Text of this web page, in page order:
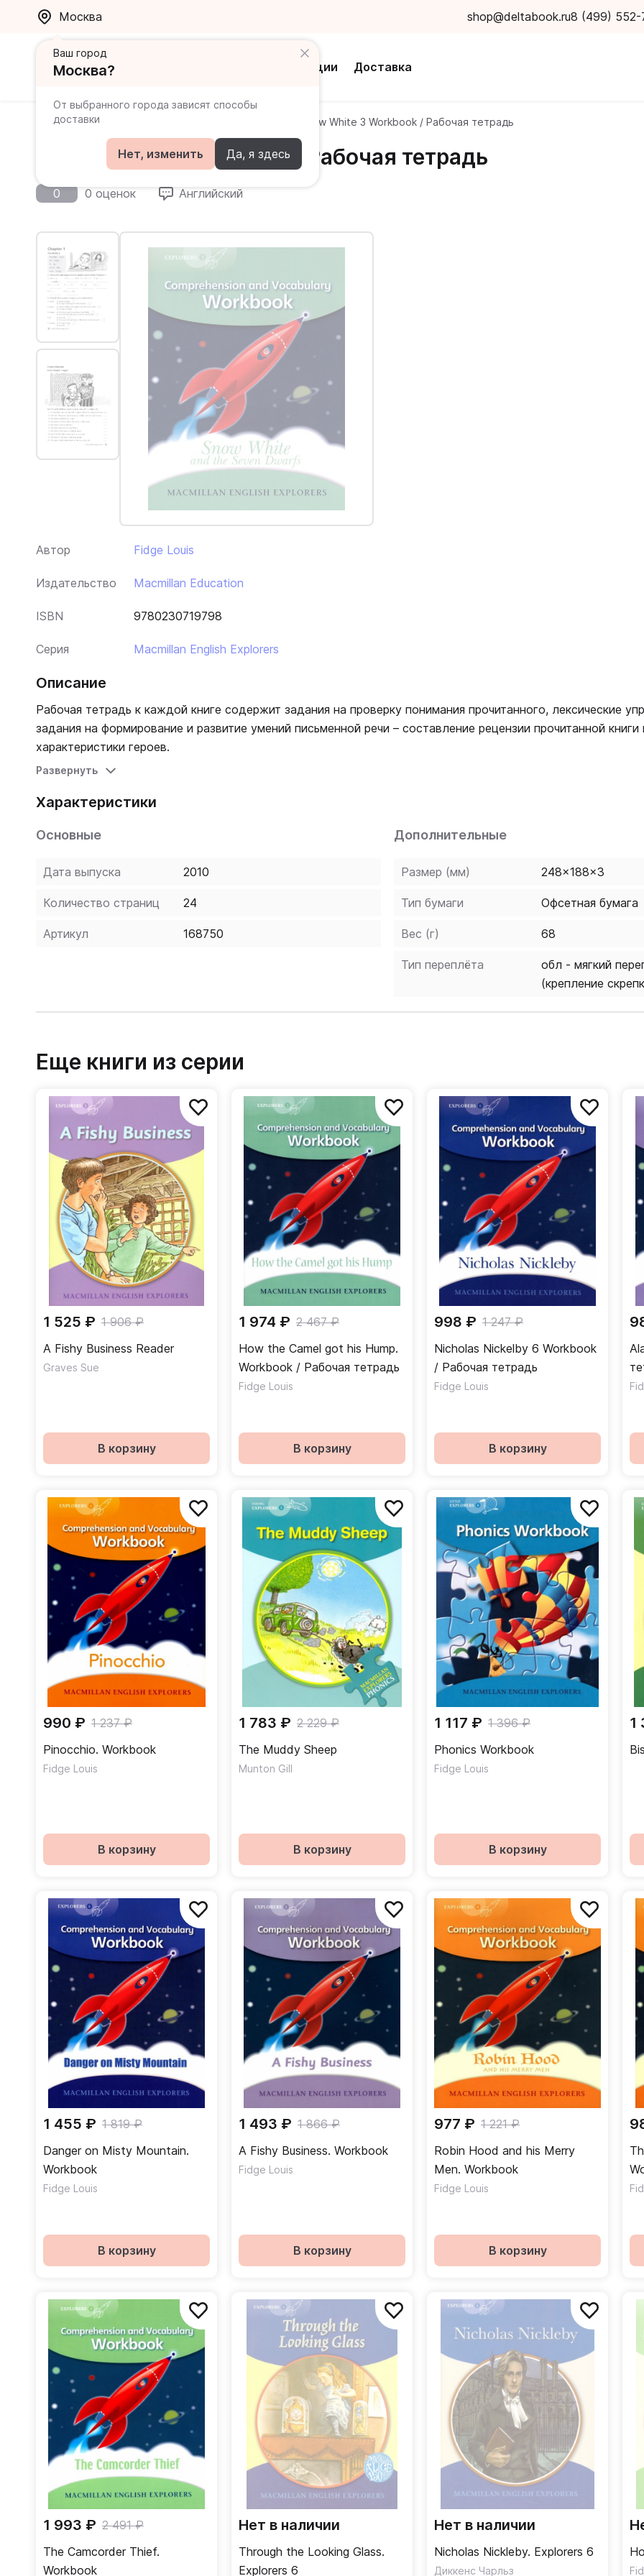
Москва shop@deltabook.ru8 (499) 552-
Акции Доставка
Ваш город
Москва?
От выбранного города зависят способы
доставки
Нет, изменить Да, я здесь
Главная Каталог Snow White 3 Workbook / Рабочая тетрадь
Snow White 3 Workbook / Рабочая тетрадь
0 0 оценок Английский
Автор Fidge Louis
Издательство Macmillan Education
ISBN 9780230719798
Серия Macmillan English Explorers
Описание
Рабочая тетрадь к каждой книге содержит задания на проверку понимания прочитанного, лексические
задания на формирование и развитие умений письменной речи – составление рецензии прочитанной книги
характеристики героев.
Развернуть
Характеристики
Основные
Дата выпуска 2010
Количество страниц 24
Артикул 168750
Дополнительные
Размер (мм) 248x188x3
Тип бумаги Офсетная бумага
Вес (г) 68
Тип переплёта
обл - мягкий
(крепление
Еще книги из серии
1 525 ₽ 1 906 ₽
A Fishy Business Reader
Graves Sue
В корзину
1 974 ₽ 2 467 ₽
How the Camel got his Hump.
Workbook / Рабочая тетрадь
Fidge Louis
В корзину
998 ₽ 1 247 ₽
Nicholas Nickelby 6 Workbook
/ Рабочая тетрадь
Fidge Louis
В корзину
990 ₽ 1 237 ₽
Pinocchio. Workbook
Fidge Louis
В корзину
1 783 ₽ 2 229 ₽
The Muddy Sheep
Munton Gill
В корзину
1 117 ₽ 1 396 ₽
Phonics Workbook
Fidge Louis
В корзину
1
1 455 ₽ 1 819 ₽
Danger on Misty Mountain.
Workbook
Fidge Louis
В корзину
1 493 ₽ 1 866 ₽
A Fishy Business. Workbook
Fidge Louis
В корзину
977 ₽ 1 221 ₽
Robin Hood and his Merry
Men. Workbook
Fidge Louis
В корзину
1 993 ₽ 2 491 ₽
The Camcorder Thief.
Workbook
Нет в наличии
Through the Looking Glass.
Explorers 6
Нет в наличии
Nicholas Nickleby. Explorers 6
Диккенс Чарльз